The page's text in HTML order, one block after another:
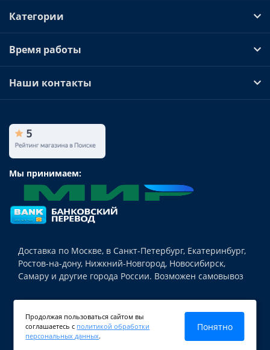
Категории
Время работы
Наши контакты
Мы принимаем:
Доставка по Москве, в Санкт-Петербург, Екатеринбург,
Ростов-на-дону, Нижкний-Новгород, Новосибирск,
Самару и другие города России. Возможен самовывоз
бесперебойного питания для различной техники,
аккумуляторных батарей и аксессуаров.
Продолжая пользоваться сайтом вы
соглашаетесь с политикой обработки
персональных данных.
Понятно